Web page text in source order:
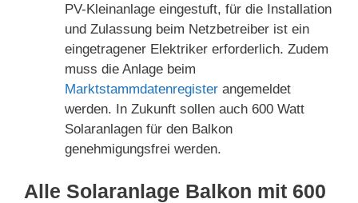
PV-Kleinanlage eingestuft, für die Installation
und Zulassung beim Netzbetreiber ist ein
eingetragener Elektriker erforderlich. Zudem
muss die Anlage beim
Marktstammdatenregister angemeldet
werden. In Zukunft sollen auch 600 Watt
Solaranlagen für den Balkon
genehmigungsfrei werden.
Alle Solaranlage Balkon mit 600